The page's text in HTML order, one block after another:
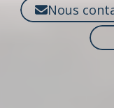
Nous